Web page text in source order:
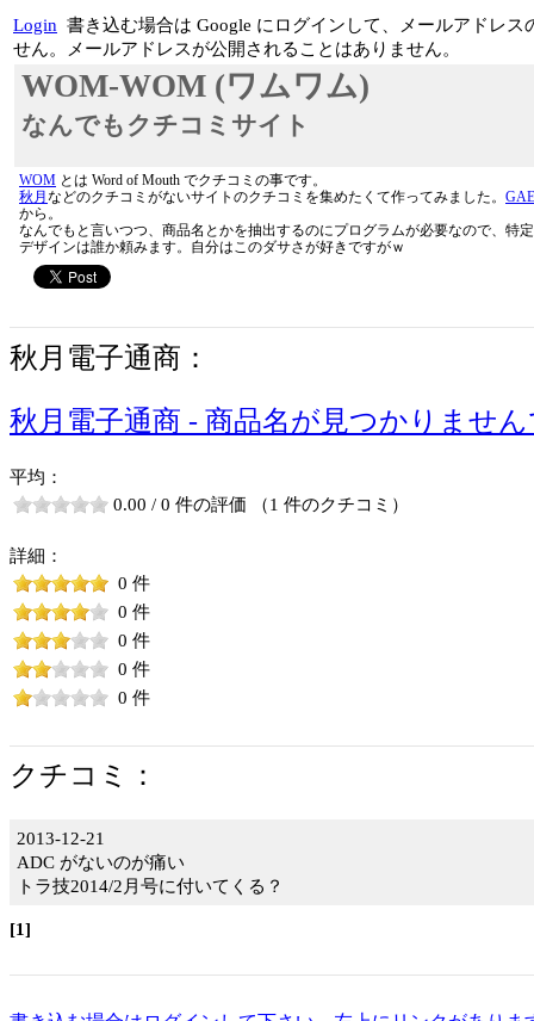
Login 書き込む場合は Google にログインして、メールアドレ
せん。メールアドレスが公開されることはありません。
WOM-WOM (ワムワム)
なんでもクチコミサイト
WOM とは Word of Mouth でクチコミの事です。
秋月 などのクチコミがないサイトのクチコミを集めたくて作ってみました。 GAE
から。
なんでもと言いつつ、商品名とかを抽出するのにプログラムが必要なので、特
デザインは誰か頼みます。自分はこのダサさが好きですがｗ
秋月電子通商：
秋月電子通商 - 商品名が見つかりませ
平均：
0.00 / 0 件の評価 （1 件のクチコミ）
詳細：
0 件
0 件
0 件
0 件
0 件
クチコミ：
2013-12-21
ADC がないのが痛い
トラ技2014/2月号に付いてくる？
[1]